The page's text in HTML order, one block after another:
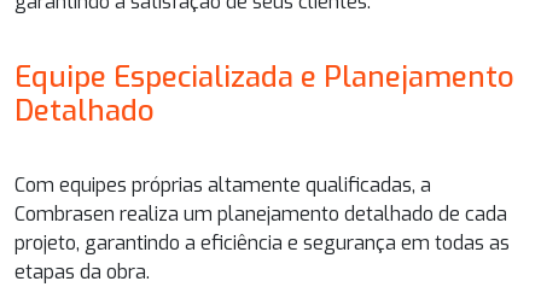
Equipe Especializada e Planejamento
Detalhado
Com equipes próprias altamente qualificadas, a
Combrasen realiza um planejamento detalhado de cada
projeto, garantindo a eficiência e segurança em todas as
etapas da obra.